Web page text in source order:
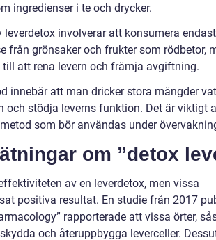
ingredienser i te och drycker.
involverar att konsumera
från grönsaker och frukter som rödbetor,
att rena levern och främja avgiftning.
innebär att man dricker stora mängder
och stödja leverns funktion. Det är viktigt
som bör användas under
om ”detox
av en leverdetox, men vissa
positiva resultat. En studie från 2017
rapporterade att vissa örter,
och återuppbygga leverceller.